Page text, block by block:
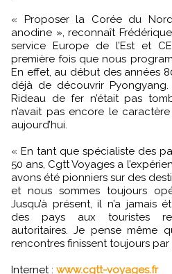
« Proposer la Corée du
anodine », reconnaît
service Europe de l’Est et
première fois que nous
En effet, au début des années
déjà de découvrir
Rideau de fer n’était pas
n’avait pas encore le
aujourd’hui.
« En tant que spécialiste des
50 ans, Cgtt Voyages a
avons été pionniers sur des
et nous sommes toujours
Jusqu’à présent, il n’a jamais
des pays aux touristes
autoritaires. Je pense même
rencontres finissent toujours par
Internet : www.cgtt-voyages.fr